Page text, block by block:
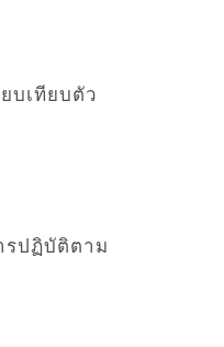
บเทียบตัว
รปฏิบัติตาม